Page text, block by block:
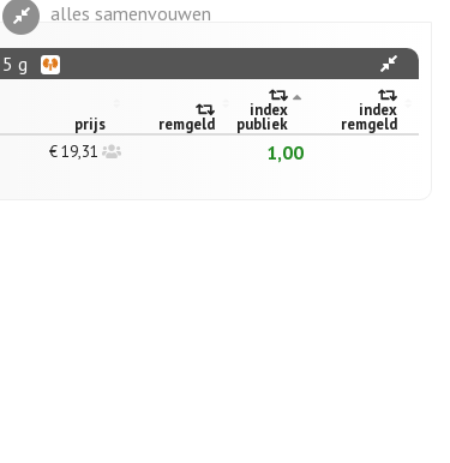
alles samenvouwen
g
prijs remgeld
index
publiek
index
remgeld
€ 19,31 1,00